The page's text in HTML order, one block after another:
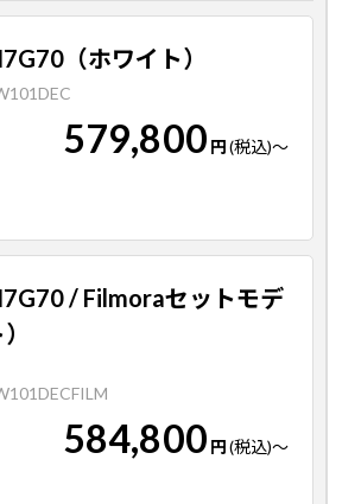
（ホワイト）
579,800 円(税込)～
/ Filmoraセットモデ
584,800 円(税込)～